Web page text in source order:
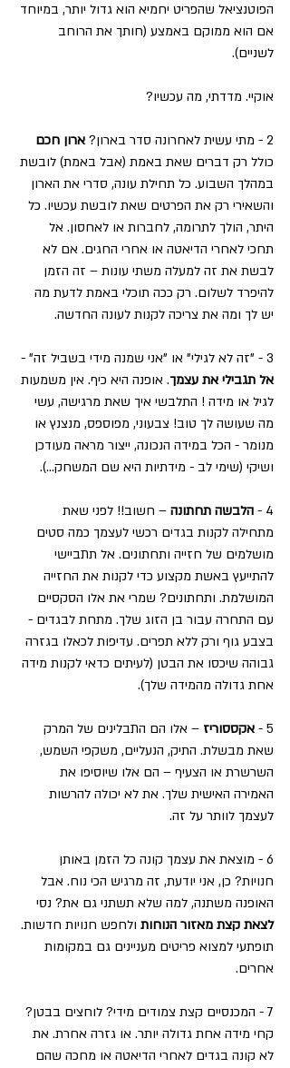
הפוטנציאל שהפריט יחמיא הוא גדול יותר, במיוחד
אם הוא ממוקם באמצע (חותך את הרוחב
לשניים).
אוקיי. מדדתי, מה עכשיו?
2 - מתי עשית לאחרונה סדר בארון?
ארון חכם
כולל רק דברים שאת באמת (אבל באמת) לובשת
במהלך השבוע. כל תחילת עונה, סדרי את הארון
והשאירי רק את הפרטים שאת לובשת עכשיו. כל
היתר, הולך לתרומה, לחברות או לאחסון. אל
תחכי לאחרי הדיאטה או אחרי החגים. אם לא
לבשת את זה למעלה משתי עונות – זה הזמן
להיפרד לשלום. רק ככה תוכלי באמת לדעת מה
יש לך ומה את צריכה לקנות לעונה החדשה.
3 - "זה לא לגילי" או "אני שמנה מידי בשביל זה" -
אל תגבילי את עצמך. אופנה היא כיף. אין משמעות
לגיל או מידה ! התלבשי איך שאת מרגישה, עשי
מה שעושה לך טוב! צבעוני, מפוספס, מנצנץ או
מנומר - הכל במידה הנכונה, ייצור מראה מעודכן
ושיקי (שימי לב - מידתיות היא שם המשחק...).
4 - הלבשה תחתונה – חשוב!! לפני שאת
מתחילה לקנות בגדים רכשי לעצמך כמה סטים
מושלמים של חזייה ותחתונים. אל תתביישי
להתייעץ באשת מקצוע כדי לקנות את החזייה
המושלמת. ותחתונים? שמרי את אלו הסקסיים
עם התחרה עבור בן הזוג שלך. מתחת לבגדים -
בצבע גוף ורק ללא תפרים. עדיפות לכאלו בגזרה
גבוהה שיכסו את הבטן (לעיתים כדאי לקנות מידה
אחת גדולה מהמידה שלך).
5 - אקססוריז – אלו הם התבלינים של המרק
שאת מבשלת. התיק, הנעליים, משקפי השמש,
השרשרת או הצעיף – הם אלו שיוסיפו את
האמירה האישית שלך. את לא יכולה להרשות
לעצמך לוותר על זה.
6 - מוצאת את עצמך קונה כל הזמן באותן
חנויות? כן, אני יודעת, זה מרגיש הכי נוח. אבל
האופנה משתנה, למה שלא תשתני גם את? נסי
לצאת קצת מאזור הנוחות ולחפש חנויות חדשות.
תופתעי למצוא פריטים מעניינים גם במקומות
אחרים.
7 - המכנסיים קצת צמודים מידי? לוחצים בבטן?
קחי מידה אחת גדולה יותר. או גזרה אחרת. את
לא קונה בגדים לאחרי הדיאטה או מחכה שהם